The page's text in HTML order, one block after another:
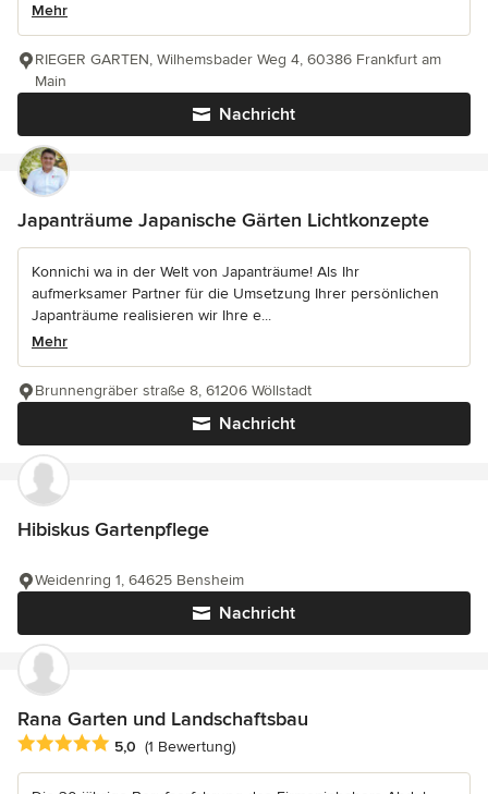
Mehr
Nachricht
RIEGER GARTEN, Wilhemsbader Weg 4, 60386 Frankfurt am
Main
Japanträume Japanische Gärten Lichtkonzepte
Konnichi wa in der Welt von Japanträume! Als Ihr
aufmerksamer Partner für die Umsetzung Ihrer persönlichen
Japanträume realisieren wir Ihre e...
Mehr
Nachricht
Brunnengräber straße 8, 61206 Wöllstadt
Hibiskus Gartenpflege
Nachricht
Weidenring 1, 64625 Bensheim
Rana Garten und Landschaftsbau
Durchschnittliche Bewertung: 5 von 5 Sternen
5,0 (1 Bewertung)